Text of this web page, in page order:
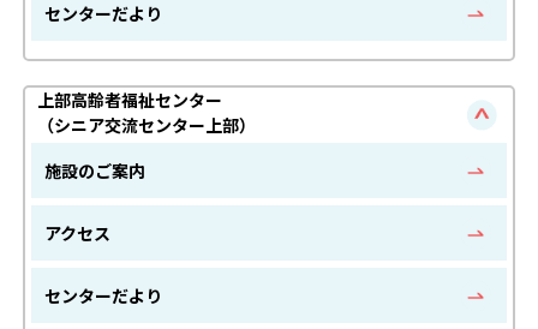
センターだより
上部高齢者福祉センター
（シニア交流センター上部）
施設のご案内
アクセス
センターだより